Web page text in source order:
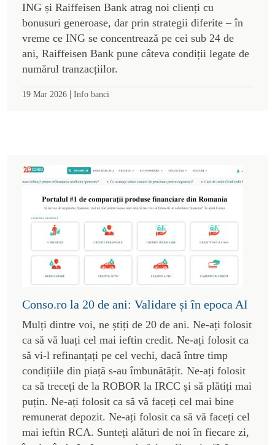
ING și Raiffeisen Bank atrag noi clienți cu
bonusuri generoase, dar prin strategii diferite – în
vreme ce ING se concentrează pe cei sub 24 de
ani, Raiffeisen Bank pune câteva condiții legate de
numărul tranzacțiilor.
19 Mar 2026 | Info banci
Conso.ro la 20 de ani: Validare și în epoca AI
Mulți dintre voi, ne știți de 20 de ani. Ne-ați folosit
ca să vă luați cel mai ieftin credit. Ne-ați folosit ca
să vi-l refinanțați pe cel vechi, dacă între timp
condițiile din piață s-au îmbunătățit. Ne-ați folosit
ca să treceți de la ROBOR la IRCC și să plătiți mai
puțin. Ne-ați folosit ca să vă faceți cel mai bine
remunerat depozit. Ne-ați folosit ca să vă faceți cel
mai ieftin RCA. Sunteți alături de noi în fiecare zi,